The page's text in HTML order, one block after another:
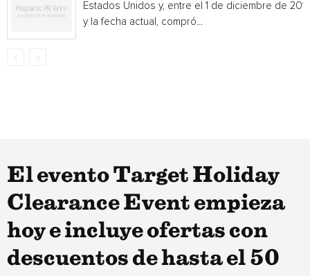
Estados Unidos y, entre el 1 de diciembre de
y la fecha actual, compró...
El evento Target Holiday
Clearance Event empieza
hoy e incluye ofertas con
descuentos de hasta el 50